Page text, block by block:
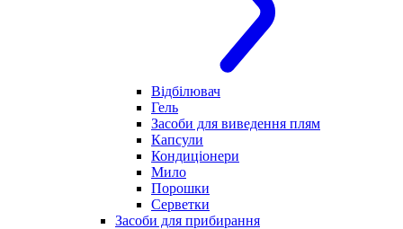
Відбілювач
Гель
Засоби для виведення плям
Капсули
Кондиціонери
Мило
Порошки
Серветки
Засоби для прибирання